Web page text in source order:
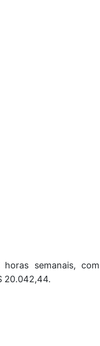
semanais, com
20.042,44.